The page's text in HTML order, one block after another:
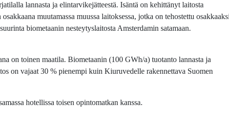
lannasta ja elintarvikejätteestä. Isäntä on kehittänyt laitosta
muutamassa muussa laitoksessa, jotka on tehostettu
biometaanin nesteytyslaitosta Amsterdamin satamaan.
on toinen maatila. Biometaanin (100 GWh/a) tuotanto lannasta ja
on vajaat 30 % pienempi kuin Kiuruvedelle rakennettava Suomen
hotellissa toisen opintomatkan kanssa.